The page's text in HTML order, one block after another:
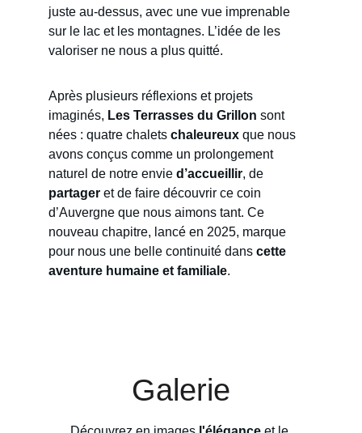
juste au-dessus, avec une vue imprenable
sur le lac et les montagnes. L’idée de les
valoriser ne nous a plus quitté.
Après plusieurs réflexions et projets
imaginés, Les Terrasses du Grillon sont
nées : quatre chalets chaleureux que nous
avons conçus comme un prolongement
naturel de notre envie d’accueillir, de
partager et de faire découvrir ce coin
d’Auvergne que nous aimons tant. Ce
nouveau chapitre, lancé en 2025, marque
pour nous une belle continuité dans cette
aventure humaine et familiale.
Galerie